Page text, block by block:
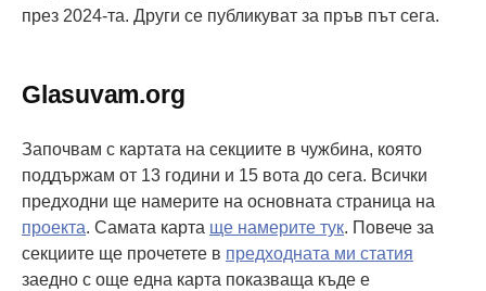
през 2024-та. Други се публикуват за пръв път сега.
Glasuvam.org
Започвам с картата на секциите в чужбина, която
поддържам от 13 години и 15 вота до сега. Всички
предходни ще намерите на основната страница на
проекта. Самата карта ще намерите тук. Повече за
секциите ще прочетете в предходната ми статия
заедно с още една карта показваща къде е